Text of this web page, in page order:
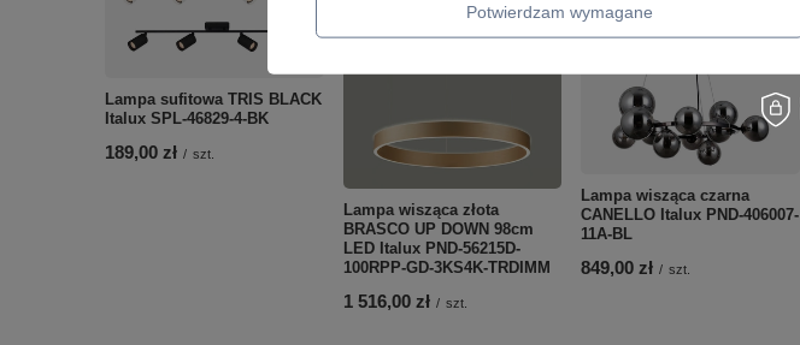
Lampa sufitowa TRIS BLACK
Italux SPL-46829-4-BK
189,00 zł / szt.
Lampa wisząca złota
BRASCO UP DOWN 98cm
LED Italux PND-56215D-
100RPP-GD-3KS4K-TRDIMM
1 516,00 zł / szt.
Lampa wisząca czarna
CANELLO Italux PND-406007-
11A-BL
849,00 zł / szt.
Potwierdzam wymagane